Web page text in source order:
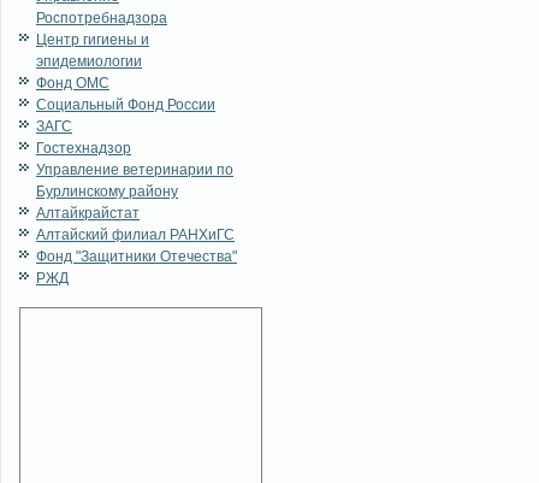
Роспотребнадзора
Центр гигиены и
эпидемиологии
Фонд ОМС
Социальный Фонд России
ЗАГС
Гостехнадзор
Управление ветеринарии по
Бурлинскому району
Алтайкрайстат
Алтайский филиал РАНХиГС
Фонд "Защитники Отечества"
РЖД